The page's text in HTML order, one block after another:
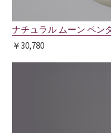
ナチュラル ムーン ペン
￥30,780